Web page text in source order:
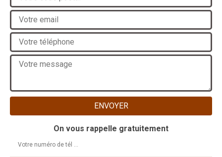
On vous rappelle gratuitement